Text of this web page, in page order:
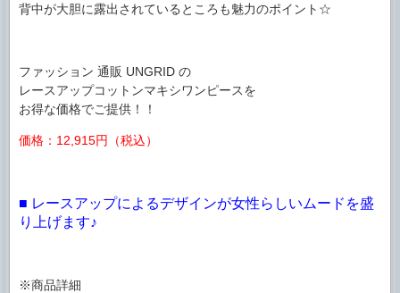
背中が大胆に露出されているところも魅力のポイント☆
ファッション 通販 UNGRID の
レースアップコットンマキシワンピースを
お得な価格でご提供！！
価格：12,915円（税込）
■ レースアップによるデザインが女性らしいムードを盛
り上げます♪
※商品詳細